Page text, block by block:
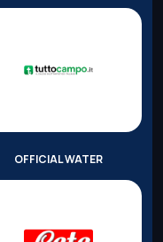
OFFICIAL WATER